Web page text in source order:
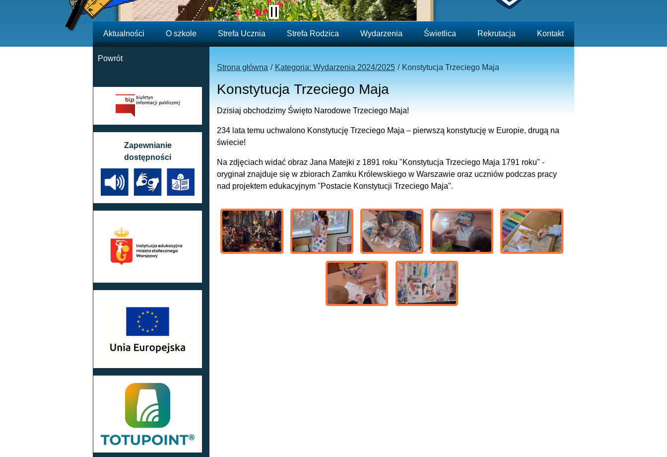
Aktualności O szkole Strefa Ucznia Strefa Rodzica Wydarzenia Świetlica Rekrutacja Kontakt
Strona główna Kategoria: Wydarzenia 2024/2025 Konstytucja Trzeciego Maja
Konstytucja Trzeciego Maja
Dzisiaj obchodzimy Święto Narodowe Trzeciego Maja!
234 lata temu uchwalono Konstytucję Trzeciego Maja – pierwszą konstytucję w Europie, drugą na
świecie!
Na zdjęciach widać obraz Jana Matejki z 1891 roku "Konstytucja Trzeciego Maja 1791 roku" -
oryginał znajduje się w zbiorach Zamku Królewskiego w Warszawie oraz uczniów podczas pracy
nad projektem edukacyjnym "Postacie Konstytucji Trzeciego Maja".
Powrót
Zapewnianie
dostępności